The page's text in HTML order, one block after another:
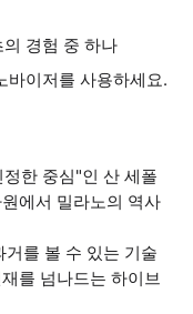
경험 중 하나
바이저를 사용하세요.
한 중심"인 산 세폴
에서 밀라노의 역사
를 볼 수 있는 기술
를 넘나드는 하이브